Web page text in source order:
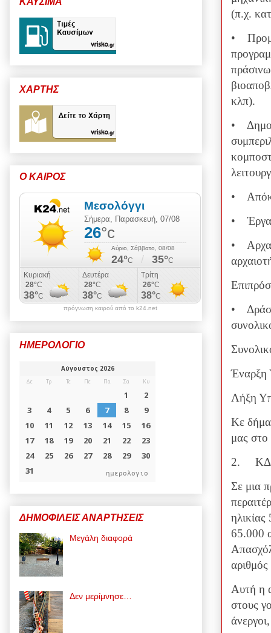
(π.χ.
•
κλπ).
•
•
• Έργα
•
•
Έναρξη
Λήξη
Κε
μας
2.
Σε μια
65.000
Αυτή η
στους
ΧΑΡΤΗΣ
Ο ΚΑΙΡΟΣ
πρόγνωση καιρού από το k24.net
ΗΜΕΡΟΛΟΓΙΟ
ημερολογιο
ΔΗΜΟΦΙΛΕΙΣ ΑΝΑΡΤΗΣΕΙΣ
Μεγάλη διαφορά
Δεν μερίμνησε…